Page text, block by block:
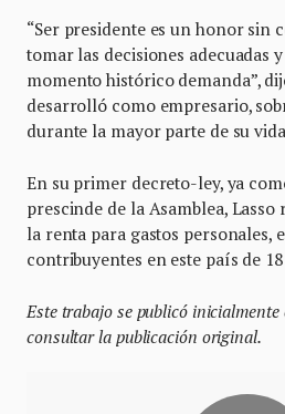
“Ser presidente es un honor sin
tomar las decisiones adecuadas
momento histórico demanda”,
desarrolló como empresario,
durante la mayor parte de su
En su primer decreto-ley, ya
prescinde de la Asamblea,
la renta para gastos personales,
contribuyentes en este país de
Este trabajo se publicó inicialmente
consultar la publicación original.